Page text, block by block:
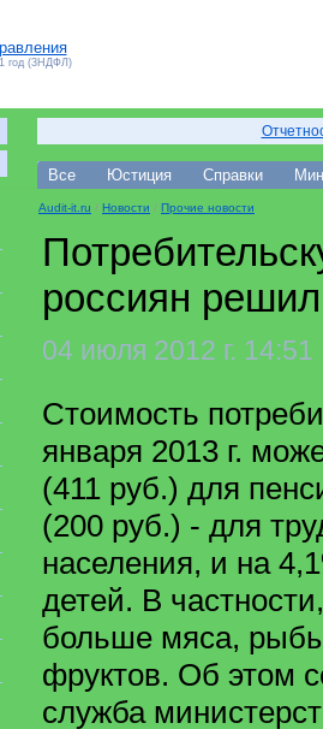
год (3НДФЛ)
Все Юстиция Справки
Audit-it.ru / Новости / Прочие новости
россиян
04 июля 2012 г. 14:51
Стоимость
января 2013 г.
(411 руб.) для
(200 руб.) - для
населения, и на
детей. В
больше мяса,
фруктов. Об этом
служба